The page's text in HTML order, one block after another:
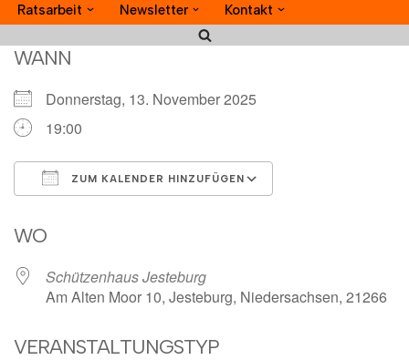
Ratsarbeit
Newsletter Kontakt
WANN
Donnerstag, 13. November 2025
19:00
ZUM KALENDER HINZUFÜGEN
WO
Schützenhaus Jesteburg
Am Alten Moor 10, Jesteburg, Niedersachsen, 21266
VERANSTALTUNGSTYP